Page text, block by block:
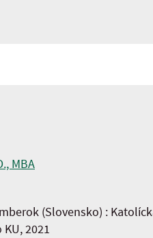
MBA
(Slovensko) :
2021